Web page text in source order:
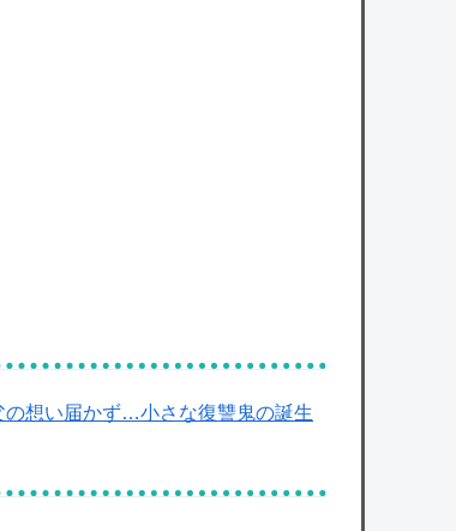
の想い届かず…小さな復讐鬼の誕生